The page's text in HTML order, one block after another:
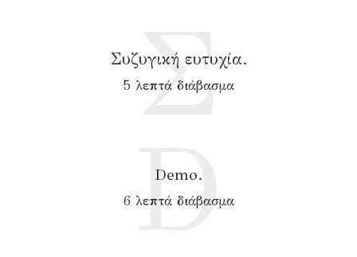
Συζυγική ευτυχία.
5 λεπτά διάβασμα
Σ
Demo.
6 λεπτά διάβασμα
D